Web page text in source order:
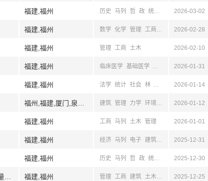
福建,福州 历史 马列 哲 政 统计 管理 工商 地理
2026-03-02
福建,福州 数学 化学 管理 工商 机械 电子 计算机
2026-02-28
福建,福州 管理 工商 土木 2026-02-10
福建,福州 临床医学 基础医学 医学技术 药学 生物
2026-01-31
福建,福州 法学 统计 社会 林 外语 工商 计算机
2026-01-14
建筑 管理 力学 环境 安全 土木 测绘
2026-01-12
福建,福州 工商 马列 土木 管理 2026-01-01
福建,福州 经济 马列 电子 建筑 土木 生物 植 食品
2025-12-31
福建,福州 历史 马列 哲 政 统计 管理 工商 地理
2025-12-30
福建,福州 管理 工商 建筑 土木 金融 2025-12-25